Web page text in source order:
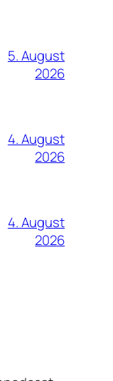
5. August
2026
4. August
2026
4. August
2026